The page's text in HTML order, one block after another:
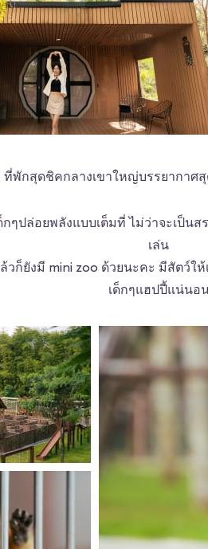
ที่พักสุดชิคกลางเขาใหญ่บรรยากาศ
ๆปล่อยพลังแบบเต็มที่ ไม่ว่าจะเป็น
เล่น
ก็ยังมี mini zoo ด้วยนะคะ มีสัตว์ใ
เด็กๆแฮปปี้แน่นอ